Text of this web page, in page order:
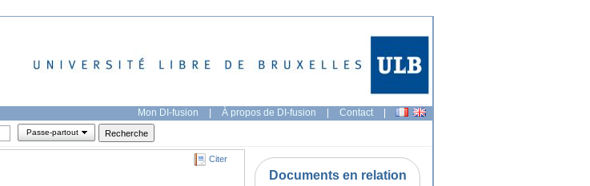
Mon DI-fusion | À propos de DI-fusion | Contact |
Passe-partout
Citer
Documents en relation